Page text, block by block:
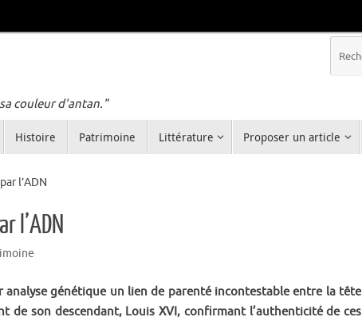
couleur d'antan."
Histoire Patrimoine Littérature Proposer un article
l’ADN
l’ADN
génétique un lien de parenté incontestable entre la tête
de son descendant, Louis XVI, confirmant l’authenticité de ces